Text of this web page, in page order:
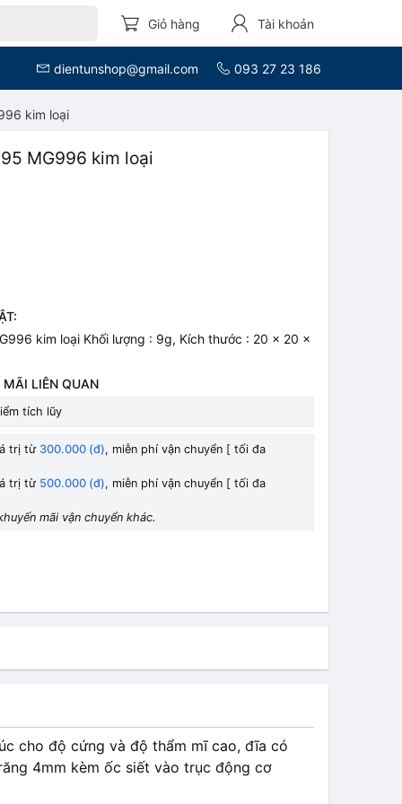
Giỏ hàng Tài khoản
dientunshop@gmail.com 093 27 23 186
kim loại
MG996 kim loại
kim loại Khối lượng : 9g, Kích thước : 20 x 20 x
MÃI LIÊN QUAN
tích lũy
trị từ 300.000 (đ), miễn phí vận chuyển [ tối đa
trị từ 500.000 (đ), miễn phí vận chuyển [ tối đa
mãi vận chuyển khác.
cho độ cứng và độ thẩm mĩ cao, đĩa có
4mm kèm ốc siết vào trục động cơ